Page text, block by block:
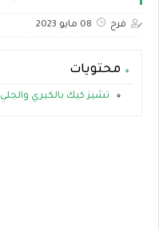
فرح 08 مايو 2023
محتويات
تشيز كيك بالكيري والجلي